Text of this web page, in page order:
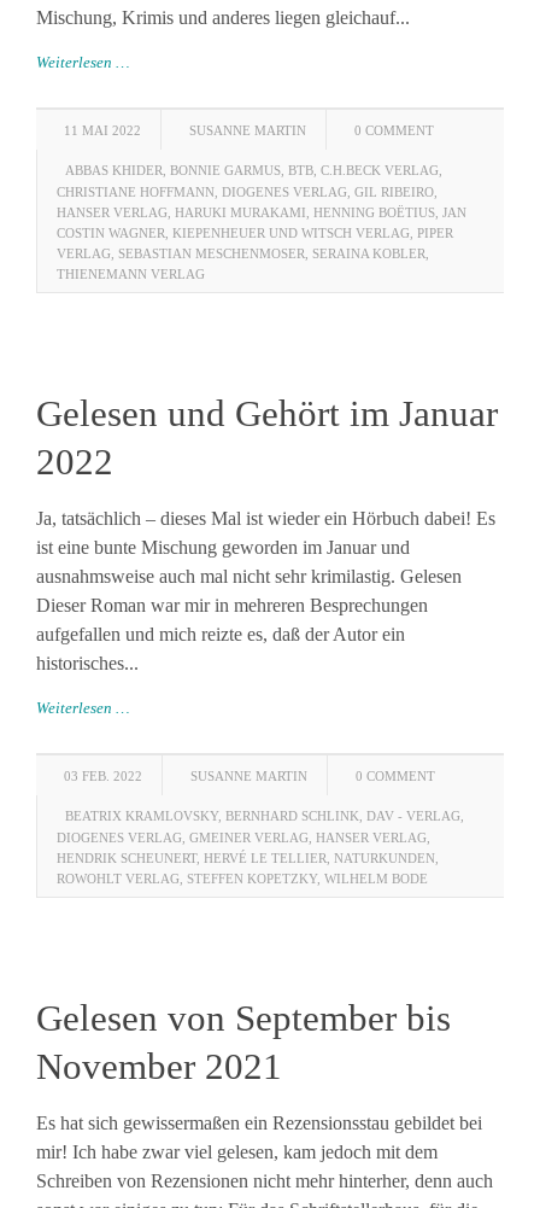
Mischung, Krimis und anderes liegen gleichauf...
Weiterlesen …
11 MAI 2022 SUSANNE MARTIN 0 COMMENT
ABBAS KHIDER BONNIE GARMUS BTB C.H.BECK VERLAG
CHRISTIANE HOFFMANN DIOGENES VERLAG GIL RIBEIRO
HANSER VERLAG HARUKI MURAKAMI HENNING BOËTIUS JAN
COSTIN WAGNER KIEPENHEUER UND WITSCH VERLAG PIPER
VERLAG SEBASTIAN MESCHENMOSER SERAINA KOBLER
THIENEMANN VERLAG
Gelesen und Gehört im Januar
2022
Ja, tatsächlich – dieses Mal ist wieder ein Hörbuch dabei! Es
ist eine bunte Mischung geworden im Januar und
ausnahmsweise auch mal nicht sehr krimilastig. Gelesen
Dieser Roman war mir in mehreren Besprechungen
aufgefallen und mich reizte es, daß der Autor ein
historisches...
Weiterlesen …
03 FEB. 2022 SUSANNE MARTIN 0 COMMENT
BEATRIX KRAMLOVSKY, BERNHARD SCHLINK DAV - VERLAG
DIOGENES VERLAG GMEINER VERLAG HANSER VERLAG
HENDRIK SCHEUNERT, HERVÉ LE TELLIER NATURKUNDEN
ROWOHLT VERLAG STEFFEN KOPETZKY, WILHELM BODE
Gelesen von September bis
November 2021
Es hat sich gewissermaßen ein Rezensionsstau gebildet bei
mir! Ich habe zwar viel gelesen, kam jedoch mit dem
Schreiben von Rezensionen nicht mehr hinterher, denn auch